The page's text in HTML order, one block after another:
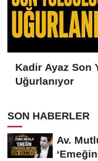
Kadir Ayaz Son
Uğurlanıyor
SON HABERLER
Av.